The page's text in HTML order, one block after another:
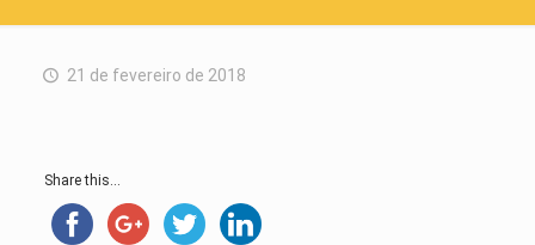
21 de fevereiro de 2018
Share this...